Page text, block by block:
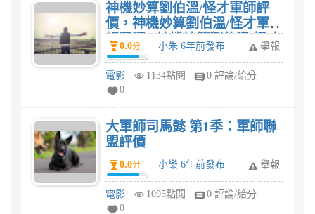
神機妙算劉伯溫/怪才軍師評
價，神機妙算劉伯溫/怪才軍師
好看嗎? 神機妙算劉伯溫/怪才
軍師心得?
0.0分 小朱 6年前發布 舉報
電影 1134點閱
0 評論/給分
0
大軍師司馬懿 第1季：軍師聯
盟評價
0.0分 小樂 6年前發布 舉報
電影 1095點閱
0 評論/給分
0